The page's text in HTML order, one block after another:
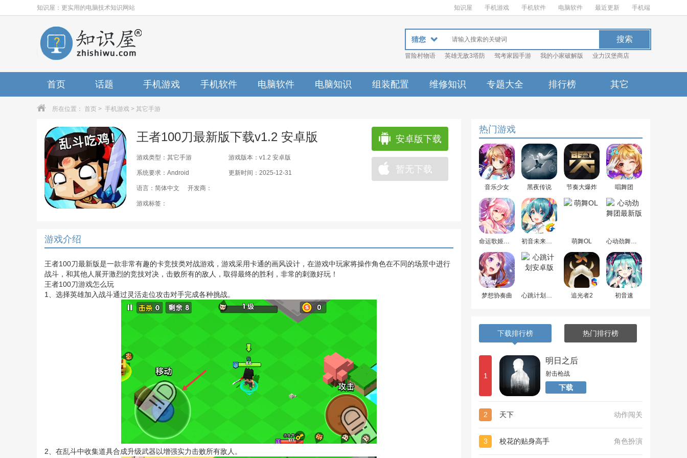
知识屋：更实用的电脑技术知识网站 知识屋 手机游戏 手机软件 电脑软件 最近更新 手机端
猜您
冒险村物语 英雄无敌3塔防 驾考家园手游 我的小家破解版 业力汉堡商店
首页 话题 手机游戏 手机软件 电脑软件 电脑知识 组装配置 维修知识 专题大全 排行榜 其它
所在位置： 首页 > 手机游戏 > 其它手游
王者100刀最新版下载v1.2 安卓版
游戏类型：其它手游 游戏版本：v1.2 安卓版
系统要求：Android 更新时间：2025-12-31
语言：简体中文 开发商：
游戏标签：
安卓版下载
暂无下载
游戏介绍
王者100刀最新版是一款非常有趣的卡竞技类对战游戏，游戏采用卡通的画风设计，在游戏中玩家将操作角色在不同的场景中进行
战斗，和其他人展开激烈的竞技对决，击败所有的敌人，取得最终的胜利，非常的刺激好玩！
王者100刀游戏怎么玩
1、选择英雄加入战斗通过灵活走位攻击对手完成各种挑战。
2、在乱斗中收集道具合成升级武器以增强实力击败所有敌人。
热门游戏
音乐少女 黑夜传说 节奏大爆炸 唱舞团
命运歌姬安卓版 初音未来梦幻歌姬 萌舞OL 心动劲舞团最新版
梦想协奏曲 心跳计划安卓版 追光者2 初音速
下载排行榜 热门排行榜
1
明日之后
射击枪战
下载
2 天下 动作闯关
3 校花的贴身高手 角色扮演